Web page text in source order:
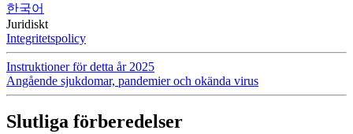
한국어
Juridiskt
Integritetspolicy
Instruktioner för detta år 2025
Angående sjukdomar, pandemier och okända virus
Slutliga förberedelser